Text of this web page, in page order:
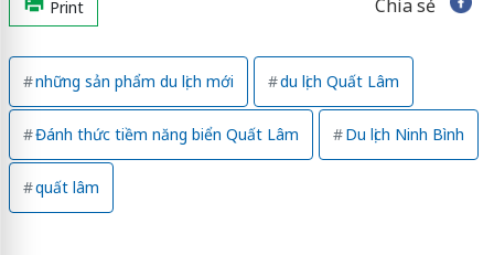
Print Chia sẻ
những sản phẩm du lịch mới du lịch Quất Lâm
Đánh thức tiềm năng biển Quất Lâm Du lịch Ninh Bình
quất lâm